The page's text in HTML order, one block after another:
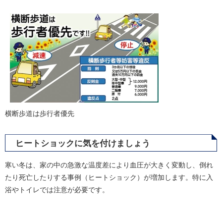
横断歩道は歩行者優先
ヒートショックに気を付けましょう
寒い冬は、家の中の急激な温度差により血圧が大きく変動し、倒れ
たり死亡したりする事例（ヒートショック）が増加します。特に入
浴やトイレでは注意が必要です。